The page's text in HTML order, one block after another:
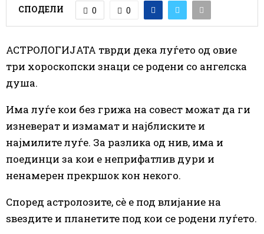
СПОДЕЛИ 0 0
АСТРОЛОГИЈАТА тврди дека луѓето од овие
три хороскопски знаци се родени со ангелска
душа.
Има луѓе кои без грижа на совест можат да ги
изневерат и измамат и најблиските и
најмилите луѓе. За разлика од нив, има и
поединци за кои е неприфатлив дури и
ненамерен прекршок кон некого.
Според астролозите, сè е под влијание на
ѕвездите и планетите под кои се родени луѓето.